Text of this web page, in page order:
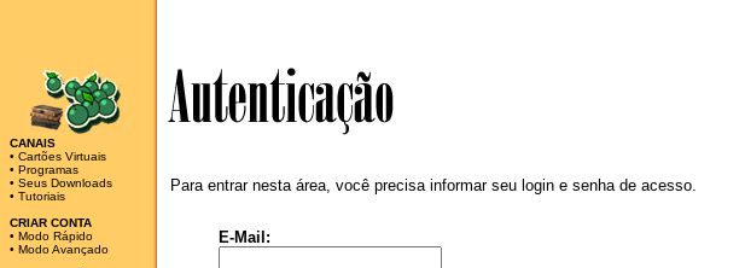
CANAIS
• Cartões Virtuais
• Programas
• Seus Downloads
• Tutoriais
CRIAR CONTA
• Modo Rápido
• Modo Avançado
Para entrar nesta área, você precisa informar seu login e senha de acesso.
E-Mail: